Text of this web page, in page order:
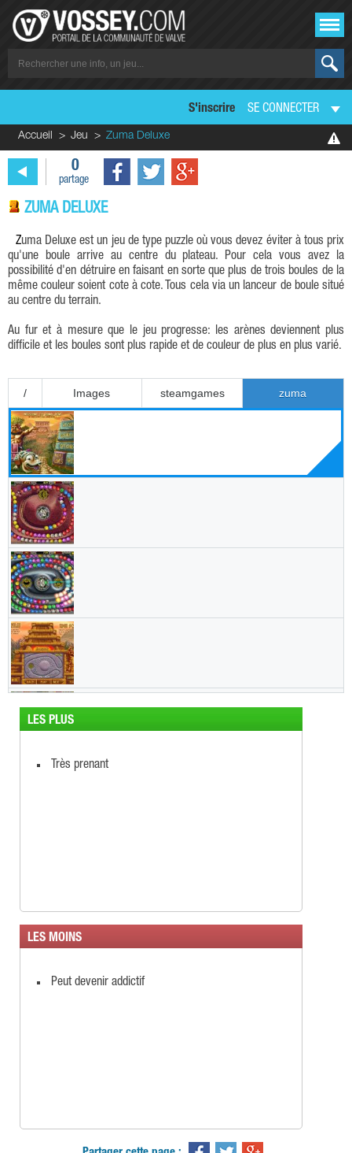
S'inscrire SE CONNECTER
Accueil Jeu Zuma Deluxe
0
partage
ZUMA DELUXE
Zuma Deluxe est un jeu de type puzzle où vous devez éviter à tous prix
qu'une boule arrive au centre du plateau. Pour cela vous avez la
possibilité d'en détruire en faisant en sorte que plus de trois boules de la
même couleur soient cote à cote. Tous cela via un lanceur de boule situé
au centre du terrain.
Au fur et à mesure que le jeu progresse: les arènes deviennent plus
difficile et les boules sont plus rapide et de couleur de plus en plus varié.
LES PLUS
Très prenant
LES MOINS
Peut devenir addictif